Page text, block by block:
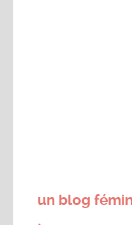
un blog